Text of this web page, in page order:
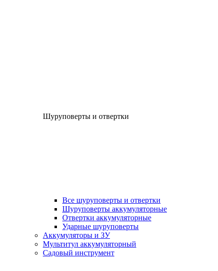
Шуруповерты и отвертки
Все шуруповерты и отвертки
Шуруповерты аккумуляторные
Отвертки аккумуляторные
Ударные шуруповерты
Аккумуляторы и ЗУ
Мультитул аккумуляторный
Садовый инструмент